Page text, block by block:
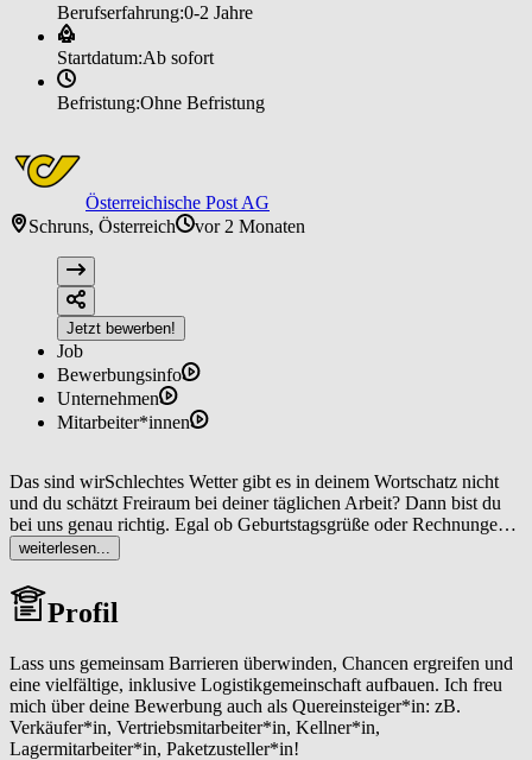
Berufserfahrung:0-2 Jahre
Startdatum:Ab sofort
Befristung:Ohne Befristung
Österreichische Post AG
Schruns, Österreich
vor 2 Monaten
Jetzt bewerben!
Job
Bewerbungsinfo
Unternehmen
Mitarbeiter*innen
Das sind wirSchlechtes Wetter gibt es in deinem Wortschatz nicht
und du schätzt Freiraum bei deiner täglichen Arbeit? Dann bist du
bei uns genau richtig. Egal ob Geburtstagsgrüße oder Rechnungen,
als Zusteller*in bist du dafür verantwortlich, dass Sendungen bei
unseren Kund*innen ankommen. Dabei hast du nicht nur die
Möglichkeit, immer wieder neue Wege zu gehen, sondern auch Teil
eines großen Netzwerks zu werden. Unser Team steht dir jederzeit
deine Arbeit erleichtern.
weiterlesen...
Profil
Lass uns gemeinsam Barrieren überwinden, Chancen ergreifen und
eine vielfältige, inklusive Logistikgemeinschaft aufbauen. Ich freu
mich über deine Bewerbung auch als Quereinsteiger*in: zB.
Verkäufer*in, Vertriebsmitarbeiter*in, Kellner*in,
Lagermitarbeiter*in, Paketzusteller*in!